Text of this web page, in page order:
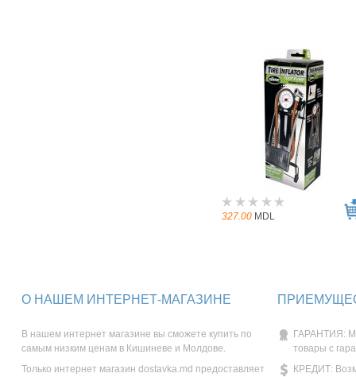
327.00 MDL
О НАШЕМ ИНТЕРНЕТ-МАГАЗИНЕ
В нашем интернет магазине вы сможете купить по
самым низким ценам в Кишиневе и Молдове.
Только интернет магазин dostavka.md предоставляет
ГАРАНТИЯ:
товары с
КРЕДИТ: